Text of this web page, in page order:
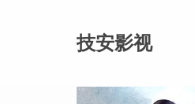
技安影视